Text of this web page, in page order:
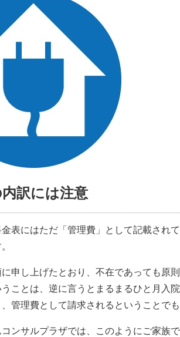
訳には注意
表にはただ「管理費」として記載され
申し上げたとおり、不在であっても原
ことは、逆に言うとまるまるひと月入
管理費として請求されるということでも
ンサルプラザでは、このようにご家族